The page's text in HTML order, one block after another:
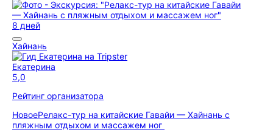
8 дней
Хайнань
Екатерина
5,0
Рейтинг организатора
НовоеРелакс-тур на китайские Гавайи — Хайнань с
пляжным отдыхом и массажем ног